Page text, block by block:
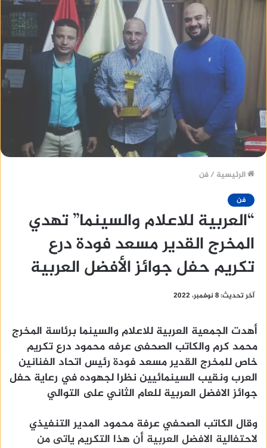
الرئيسية /فن
فن
“العربية للاعلام والسينما” تهدي
المخرج القدير مسعد فودة درع
تكريم حفل جوائز الأفضل العربية
آخر تحديث: 8 نوفمبر، 2022
أهدت الجمعية العربية للاعلام والسينما برئاسة المخرج
محمد كرم والكاتب الصحفى عرفه محمود درع تكريم
خاص للمخرج القدير مسعد فودة رئيس اتحاد الفنانين
العرب ونقيب السينمائيين نظرا لجهوده في رعاية حفل
جوائز الافضل العربية للعام الثاني على التوالي
وقال الكاتب الصحفي عرفة محمود المدير التنفيذي
لاحتفالية الافضل العربية أن هذا التكريم ياتى من